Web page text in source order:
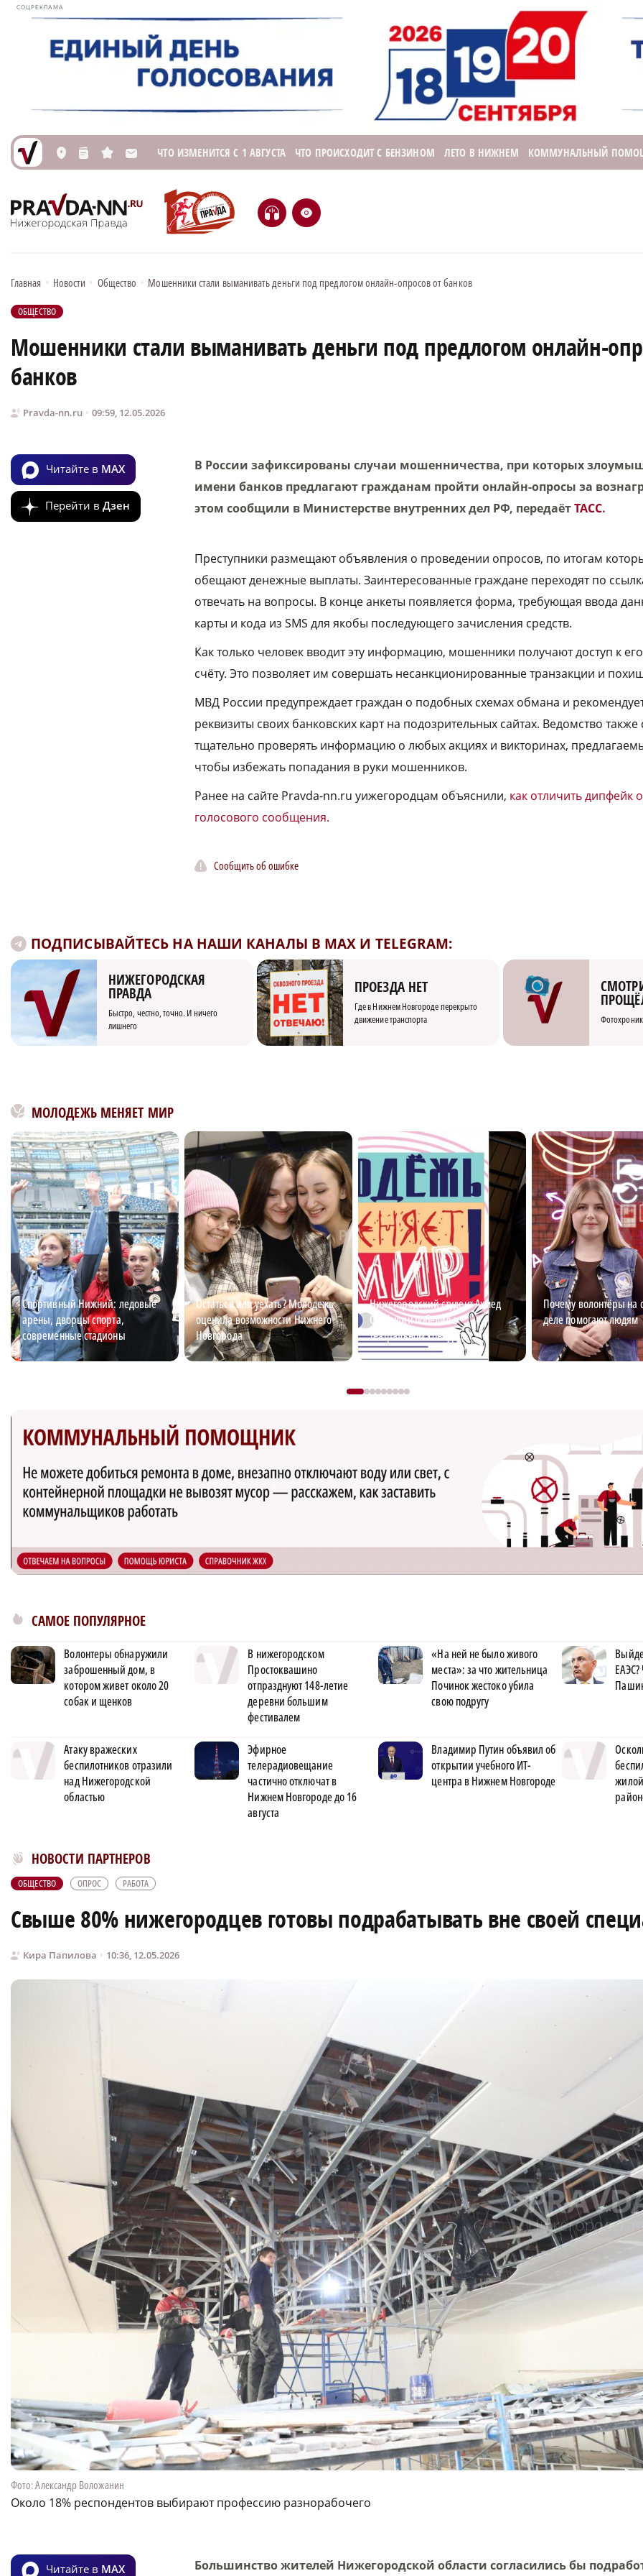
СОЦРЕКЛАМА
L n s M ЧТО ИЗМЕНИТСЯ С 1 АВГУСТА ЧТО ПРОИСХОДИТ С БЕНЗИНОМ ЛЕТО В НИЖНЕМ КОММУНАЛЬНЫЙ
H e
Главная • Новости • Общество • Мошенники стали выманивать деньги под предлогом онлайн-опросов от банков
ОБЩЕСТВО
Мошенники стали выманивать деньги под предлогом онлайн-
банков
Pravda-nn.ru 09:59, 12.05.2026
Читайте в MAX
Перейти в Дзен
В России зафиксированы случаи мошенничества, при которых
имени банков предлагают гражданам пройти онлайн-опросы за
этом сообщили в Министерстве внутренних дел РФ, передаётТАСС.
Преступники размещают объявления о проведении опросов, по итогам
обещают денежные выплаты. Заинтересованные граждане переходят по
отвечать на вопросы. В конце анкеты появляется форма, требующая ввода
карты и кода из SMS для якобы последующего зачисления средств.
Как только человек вводит эту информацию, мошенники получают доступ к
счёту. Это позволяет им совершать несанкционированные транзакции и
МВД России предупреждает граждан о подобных схемах обмана и
реквизиты своих банковских карт на подозрительных сайтах. Ведомство также
тщательно проверять информацию о любых акциях и викторинах,
чтобы избежать попадания в руки мошенников.
Ранее на сайте Pravda-nn.ru yижегородцам объяснили, как отличить дипфейк
голосового сообщения.
Сообщить об ошибке
ПОДПИСЫВАЙТЕСЬ НА НАШИ КАНАЛЫ В MAX И TELEGRAM:
НИЖЕГОРОДСКАЯ
ПРАВДА
Быстро, честно, точно. И ничего
лишнего
ПРОЕЗДА НЕТ
Где в Нижнем Новгороде перекрыто
движение транспорта
МОЛОДЕЖЬ МЕНЯЕТ МИР
Спортивный Нижний: ледовые
арены, дворцы спорта,
современные стадионы
Остаться или уехать? Молодежь
оценила возможности Нижнего
Новгорода
Нижегородский студент Ахмед
Сайфулин победил в
театральном конкурсе
«Табуретка»
Почему волонтёры на
деле помогают людям
САМОЕ ПОПУЛЯРНОЕ
Волонтеры обнаружили
заброшенный дом, в
котором живет около 20
собак и щенков
В нижегородском
Простоквашино
отпразднуют 148-летие
деревни большим
фестивалем
«На ней не было живого
места»: за что жительница
Починок жестоко убила
свою подругу
Атаку вражеских
беспилотников отразили
над Нижегородской
областью
Эфирное
телерадиовещание
частично отключат в
Нижнем Новгороде до 16
августа
Владимир Путин объявил об
открытии учебного ИТ-
центра в Нижнем Новгороде
НОВОСТИ ПАРТНЕРОВ
Новости МирТесен
ОБЩЕСТВО ОПРОС РАБОТА
Свыше 80% нижегородцев готовы подрабатывать вне своей
Кира Папилова 10:36, 12.05.2026
Фото: Александр Воложанин
Около 18% респондентов выбирают профессию разнорабочего
Читайте в MAX Большинство жителей Нижегородской области согласились бы